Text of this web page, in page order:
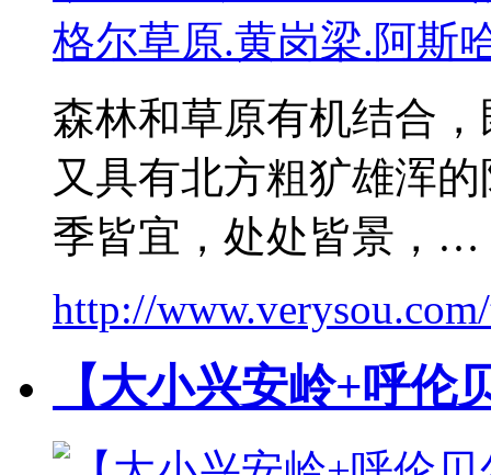
森林和草原有机结合
又具有北方粗犷雄浑
季皆宜，处处皆景，…
http://
【大小兴安岭+呼伦